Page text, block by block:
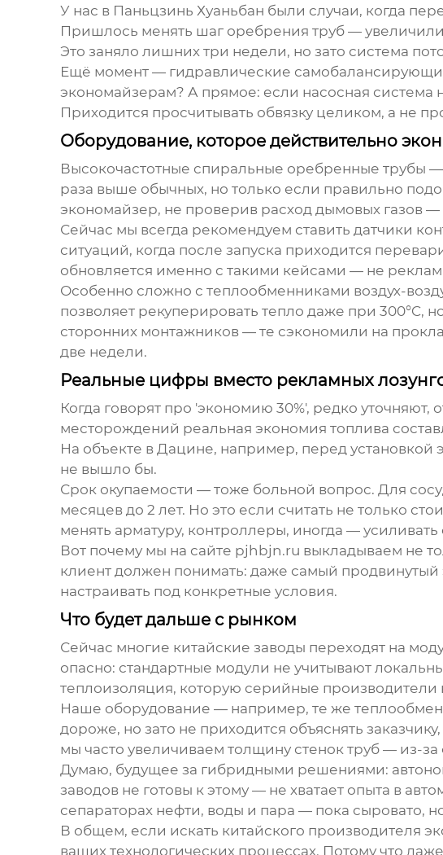
У нас в Паньцзинь Хуаньбан были случаи, когда
Пришлось менять шаг оребрения труб —
Это заняло лишних три недели, но зато система
Ещё момент — гидравлические
экономайзерам? А прямое: если насосная система
Приходится просчитывать обвязку целиком, а не
Оборудование, которое действительно
Высокочастотные спиральные оребренные трубы —
раза выше обычных, но только если правильно
экономайзер, не проверив расход дымовых газов
Сейчас мы всегда рекомендуем ставить датчики
ситуаций, когда после запуска приходится
обновляется именно с такими кейсами — не
Особенно сложно с теплообменниками воздух-
позволяет рекуперировать тепло даже при 300°C,
сторонних монтажников — те сэкономили на
две недели.
Реальные цифры вместо рекламных
Когда говорят про 'экономию 30%', редко
месторождений реальная экономия топлива
На объекте в Дацине, например, перед
не вышло бы.
Срок окупаемости — тоже больной вопрос. Для
месяцев до 2 лет. Но это если считать не только
менять арматуру, контроллеры, иногда —
Вот почему мы на сайте pjhbjn.ru выкладываем не
клиент должен понимать: даже самый продвинутый
настраивать под конкретные условия.
Что будет дальше с рынком
Сейчас многие китайские заводы переходят на
опасно: стандартные модули не учитывают
теплоизоляция, которую серийные производители
Наше оборудование — например, те же
дороже, но зато не приходится объяснять
мы часто увеличиваем толщину стенок труб — из-за
Думаю, будущее за гибридными решениями:
заводов не готовы к этому — не хватает опыта в
сепараторах нефти, воды и пара — пока сыровато,
В общем, если искать китайского производителя
ваших технологических процессах. Потому что